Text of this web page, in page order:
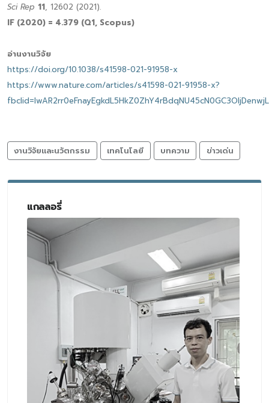
Sci Rep 11, 12602 (2021).
IF (2020) = 4.379 (Q1, Scopus)
อ่านงานวิจัย
https://doi.org/10.1038/s41598-021-91958-x
https://www.nature.com/articles/s41598-021-91958-x?
งานวิจัยและนวัตกรรม เทคโนโลยี บทความ ข่าวเด่น
แกลลอรี่